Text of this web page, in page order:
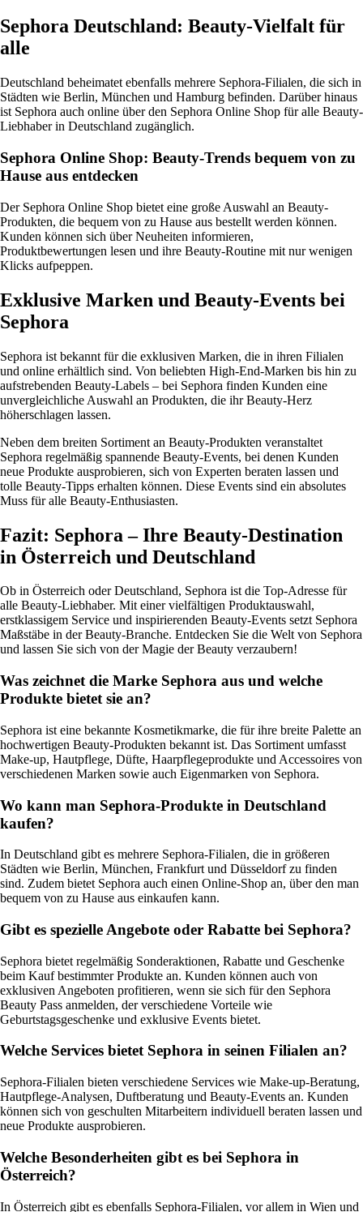
Sephora Deutschland: Beauty-Vielfalt für
alle
Deutschland beheimatet ebenfalls mehrere Sephora-Filialen, die sich in
Städten wie Berlin, München und Hamburg befinden. Darüber hinaus
ist Sephora auch online über den Sephora Online Shop für alle Beauty-
Liebhaber in Deutschland zugänglich.
Sephora Online Shop: Beauty-Trends bequem von zu
Hause aus entdecken
Der Sephora Online Shop bietet eine große Auswahl an Beauty-
Produkten, die bequem von zu Hause aus bestellt werden können.
Kunden können sich über Neuheiten informieren,
Produktbewertungen lesen und ihre Beauty-Routine mit nur wenigen
Klicks aufpeppen.
Exklusive Marken und Beauty-Events bei
Sephora
Sephora ist bekannt für die exklusiven Marken, die in ihren Filialen
und online erhältlich sind. Von beliebten High-End-Marken bis hin zu
aufstrebenden Beauty-Labels – bei Sephora finden Kunden eine
unvergleichliche Auswahl an Produkten, die ihr Beauty-Herz
höherschlagen lassen.
Neben dem breiten Sortiment an Beauty-Produkten veranstaltet
Sephora regelmäßig spannende Beauty-Events, bei denen Kunden
neue Produkte ausprobieren, sich von Experten beraten lassen und
tolle Beauty-Tipps erhalten können. Diese Events sind ein absolutes
Muss für alle Beauty-Enthusiasten.
Fazit: Sephora – Ihre Beauty-Destination
in Österreich und Deutschland
Ob in Österreich oder Deutschland, Sephora ist die Top-Adresse für
alle Beauty-Liebhaber. Mit einer vielfältigen Produktauswahl,
erstklassigem Service und inspirierenden Beauty-Events setzt Sephora
Maßstäbe in der Beauty-Branche. Entdecken Sie die Welt von Sephora
und lassen Sie sich von der Magie der Beauty verzaubern!
Was zeichnet die Marke Sephora aus und welche
Produkte bietet sie an?
Sephora ist eine bekannte Kosmetikmarke, die für ihre breite Palette an
hochwertigen Beauty-Produkten bekannt ist. Das Sortiment umfasst
Make-up, Hautpflege, Düfte, Haarpflegeprodukte und Accessoires von
verschiedenen Marken sowie auch Eigenmarken von Sephora.
Wo kann man Sephora-Produkte in Deutschland
kaufen?
In Deutschland gibt es mehrere Sephora-Filialen, die in größeren
Städten wie Berlin, München, Frankfurt und Düsseldorf zu finden
sind. Zudem bietet Sephora auch einen Online-Shop an, über den man
bequem von zu Hause aus einkaufen kann.
Gibt es spezielle Angebote oder Rabatte bei Sephora?
Sephora bietet regelmäßig Sonderaktionen, Rabatte und Geschenke
beim Kauf bestimmter Produkte an. Kunden können auch von
exklusiven Angeboten profitieren, wenn sie sich für den Sephora
Beauty Pass anmelden, der verschiedene Vorteile wie
Geburtstagsgeschenke und exklusive Events bietet.
Welche Services bietet Sephora in seinen Filialen an?
Sephora-Filialen bieten verschiedene Services wie Make-up-Beratung,
Hautpflege-Analysen, Duftberatung und Beauty-Events an. Kunden
können sich von geschulten Mitarbeitern individuell beraten lassen und
neue Produkte ausprobieren.
Welche Besonderheiten gibt es bei Sephora in
Österreich?
In Österreich gibt es ebenfalls Sephora-Filialen, vor allem in Wien und